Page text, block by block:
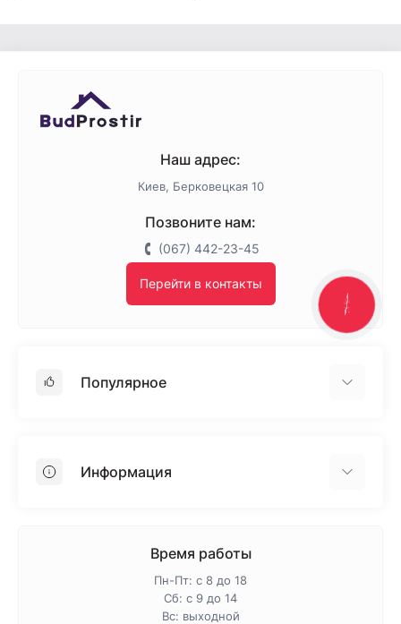
Наш адрес:
Киев, Берковецкая 10
Позвоните нам:
(067) 442-23-45
Перейти в контакты
Популярное
ПенопластИнформация
Время работы
Пн-Пт: с 8 до 18
Сб: с 9 до 14
Вс: выходной
КНОПКА
ЗВ'ЯЗКУ